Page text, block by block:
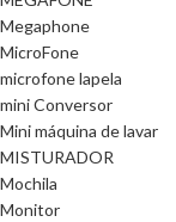
Megaphone
MicroFone
microfone lapela
mini Conversor
Mini máquina de lavar
MISTURADOR
Mochila
Monitor